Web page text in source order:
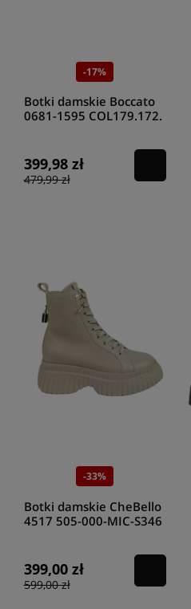
-17%
Botki damskie Boccato
0681-1595 COL179.172.
399,98 zł
479,99 zł
-33%
Botki damskie CheBello
4517 505-000-MIC-S346
399,00 zł
599,00 zł